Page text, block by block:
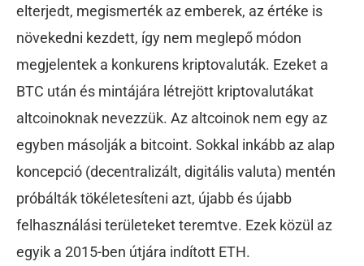
elterjedt, megismerték az emberek, az értéke is
növekedni kezdett, így nem meglepő módon
megjelentek a konkurens kriptovaluták. Ezeket a
BTC után és mintájára létrejött kriptovalutákat
altcoinoknak nevezzük. Az altcoinok nem egy az
egyben másolják a bitcoint. Sokkal inkább az alap
koncepció (decentralizált, digitális valuta) mentén
próbálták tökéletesíteni azt, újabb és újabb
felhasználási területeket teremtve. Ezek közül az
egyik a 2015-ben útjára indított ETH.